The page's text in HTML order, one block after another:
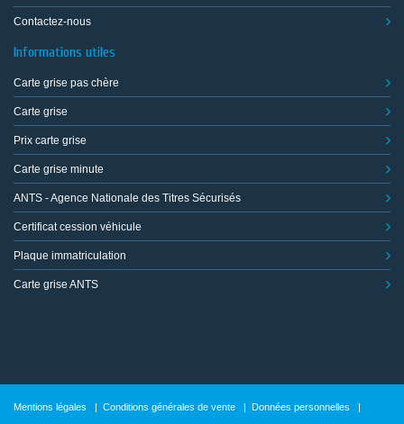
Contactez-nous
Informations utiles
Carte grise pas chère
Carte grise
Prix carte grise
Carte grise minute
ANTS - Agence Nationale des Titres Sécurisés
Certificat cession véhicule
Plaque immatriculation
Carte grise ANTS
Mentions légales | Conditions générales de vente | Données personnelles |